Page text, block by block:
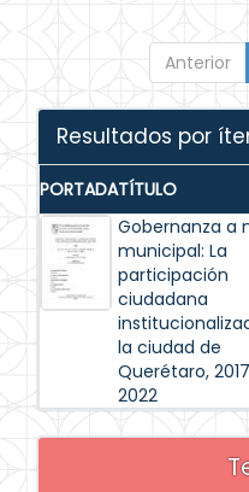
Anterior
Resultados por
PORTADATÍTULO
Gobernanza a
municipal: La
participación
ciudadana
la ciudad de
Querétaro,
2022